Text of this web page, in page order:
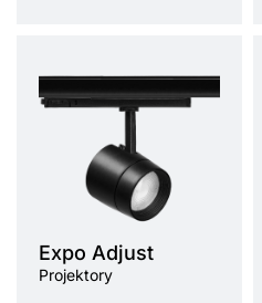
Expo Adjust
Projektory